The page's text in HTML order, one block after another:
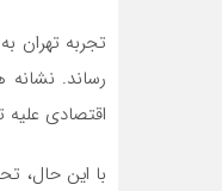
تجربه تهران
رساند.
اقتصادی
با این حال،